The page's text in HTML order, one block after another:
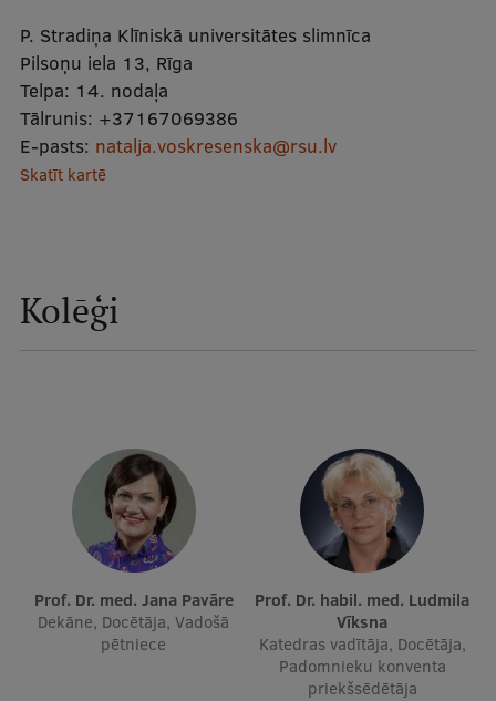
Mobile
galvenā
izvēlne
Studiju iespējas
Pamatstudiju programmas
Uzņemšana
Par RSU
Studentu dzīve
Studiju norises vietas
Fakultātes
P. Stradiņa Klīniskā universitātes slimnīca
Pilsoņu iela 13, Rīga
Telpa: 14. nodaļa
Tālrunis: +37167069386
E-pasts: natalja.voskresenska@rsu.lv
Skatīt kartē
Kolēģi
Prof. Dr. med. Jana Pavāre
Dekāne, Docētāja, Vadošā
pētniece
Prof. Dr. habil. med. Ludmila
Vīksna
Katedras vadītāja, Docētāja,
Padomnieku konventa
priekšsēdētāja